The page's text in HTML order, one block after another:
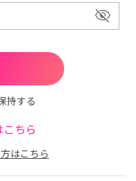
持する
ちら
はこちら